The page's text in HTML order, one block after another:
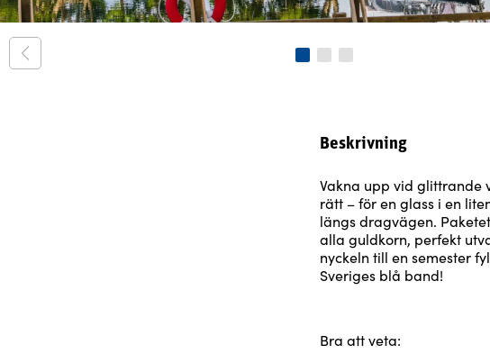
Beskrivning
Vakna upp vid glittrande
rätt – för en glass i en
längs dragvägen.
alla guldkorn, perfekt
nyckeln till en semester
Sveriges blå band!
Bra att veta: